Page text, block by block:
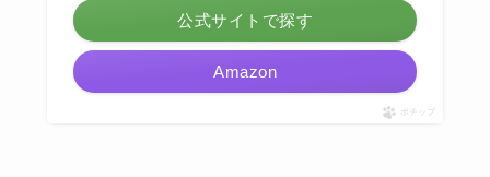
公式サイトで探す
Amazon
ポチップ